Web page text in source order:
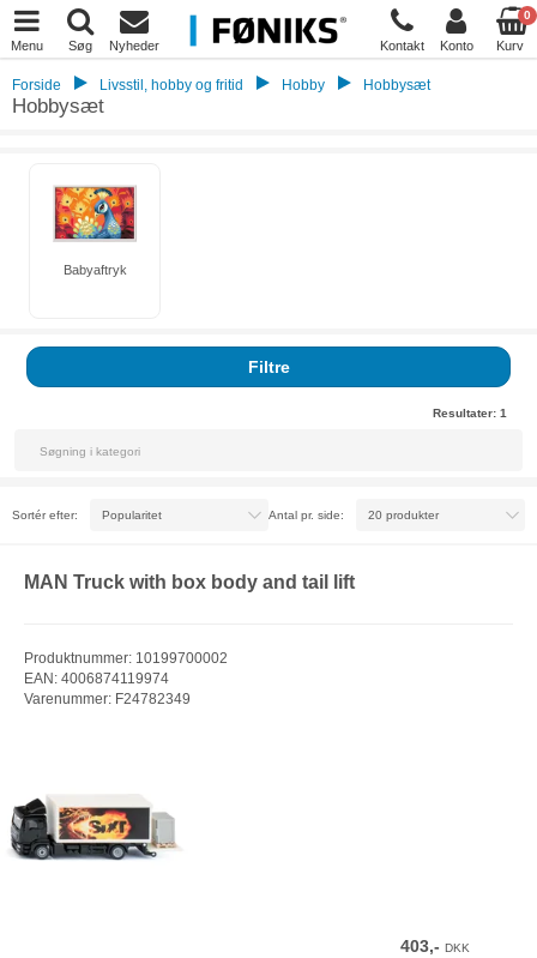
Menu Søg Nyheder Kontakt Konto
0
Kurv
Forside Livsstil, hobby og fritid Hobby Hobbysæt
Hobbysæt
Babyaftryk
Filtre
Resultater: 1
Sortér efter: Antal pr. side:
MAN Truck with box body and tail lift
Produktnummer: 10199700002
EAN: 4006874119974
Varenummer: F24782349
403,-DKK